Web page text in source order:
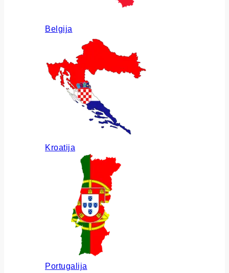
Belgija
Kroatija
Portugalija